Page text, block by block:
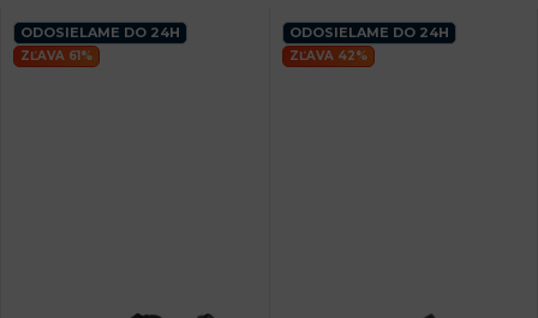
ODOSIELAME DO 24H
ZĽAVA 61%
ODOSIELAME DO 24H
ZĽAVA 42%